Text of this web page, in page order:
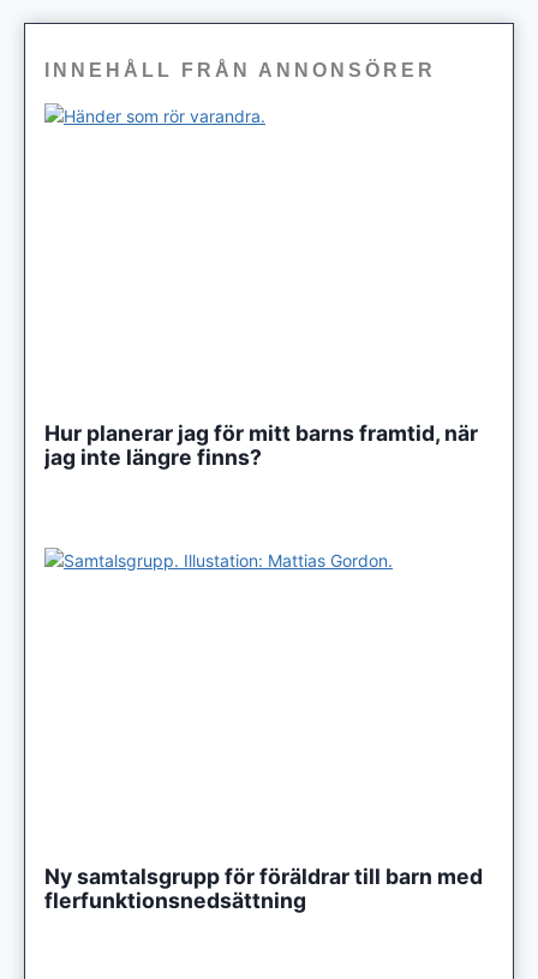
INNEHÅLL FRÅN ANNONSÖRER
Hur planerar jag för mitt barns framtid, när
jag inte längre finns?
Ny samtalsgrupp för föräldrar till barn med
flerfunktionsnedsättning